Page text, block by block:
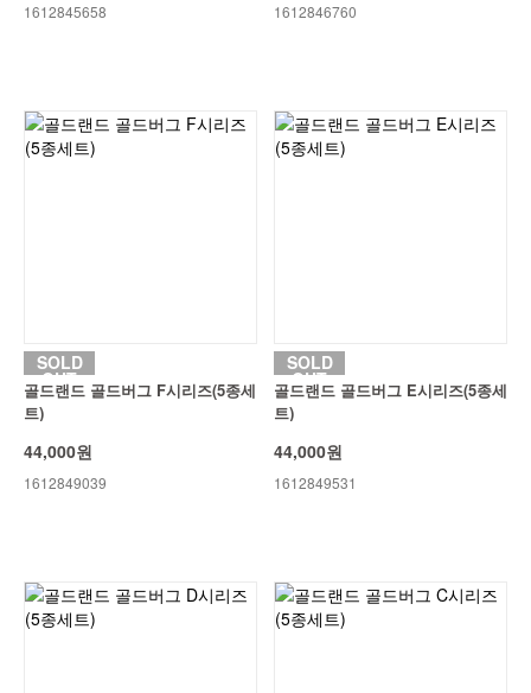
1612845658 1612846760
SOLD
OUT
골드랜드 골드버그 F시리즈(5종세
트)
44,000원
1612849039
SOLD
OUT
골드랜드 골드버그 E시리즈(5종세
트)
44,000원
1612849531